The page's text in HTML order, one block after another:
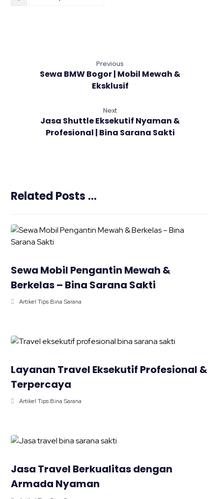
Previous
Sewa BMW Bogor | Mobil Mewah &
Eksklusif
Next
Jasa Shuttle Eksekutif Nyaman &
Profesional | Bina Sarana Sakti
Related Posts ...
Sewa Mobil Pengantin Mewah &
Berkelas – Bina Sarana Sakti
Artikel Tips Bina Sarana
Layanan Travel Eksekutif Profesional &
Terpercaya
Artikel Tips Bina Sarana
Jasa Travel Berkualitas dengan
Armada Nyaman